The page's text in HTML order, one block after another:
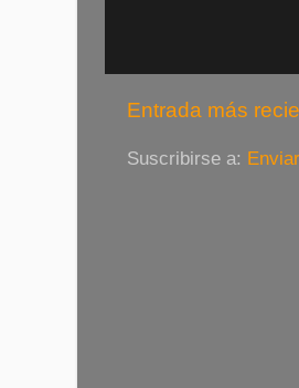
Entrada más
Suscribirse a: